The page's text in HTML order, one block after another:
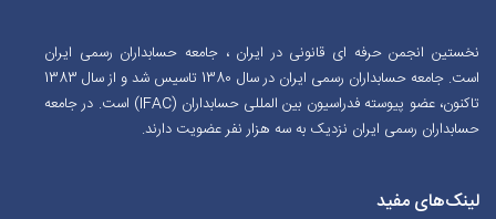
نخستین انجمن حرفه ای قانونی در ایران ، جامعه حسابداران رسمی ایران
است. جامعه حسابداران رسمی ایران در سال 1380 تاسیس شد و از سال 1383
تاکنون، عضو پیوسته فدراسیون بین المللی حسابداران (IFAC) است. در جامعه
حسابداران رسمی ایران نزدیک به سه هزار نفر عضویت دارند.
لینک‌های مفید